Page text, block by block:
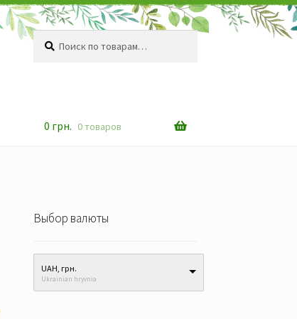
Искать:
Поиск
0 грн. 0 товаров
Выбор валюты
UAH, грн.
Ukrainian hryvnia